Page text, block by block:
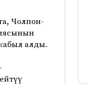
Чолпон-
алды.